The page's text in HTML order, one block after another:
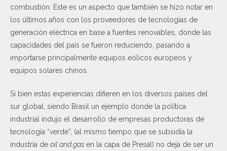
combustión. Este es un aspecto que también se hizo notar en
los últimos años con los proveedores de tecnologías de
generación eléctrica en base a fuentes renovables, donde las
capacidades del país se fueron reduciendo, pasando a
importarse principalmente equipos eólicos europeos y
equipos solares chinos.
Si bien estas experiencias difieren en los diversos países del
sur global, siendo Brasil un ejemplo donde la política
industrial indujo el desarrollo de empresas productoras de
tecnología “verde”, (al mismo tiempo que se subsidia la
industria de oil and gas en la capa de Presal) no deja de ser un